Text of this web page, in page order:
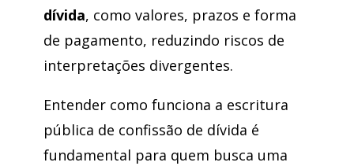
dívida, como valores, prazos e forma
de pagamento, reduzindo riscos de
interpretações divergentes.
Entender como funciona a escritura
pública de confissão de dívida é
fundamental para quem busca uma